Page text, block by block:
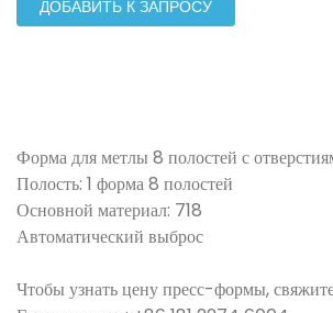
ДОБАВИТЬ К ЗАПРОСУ
Форма для метлы 8 полостей с
Полость: 1 форма 8 полостей
Основной материал: 718
Автоматический выброс
Чтобы узнать цену пресс-формы,